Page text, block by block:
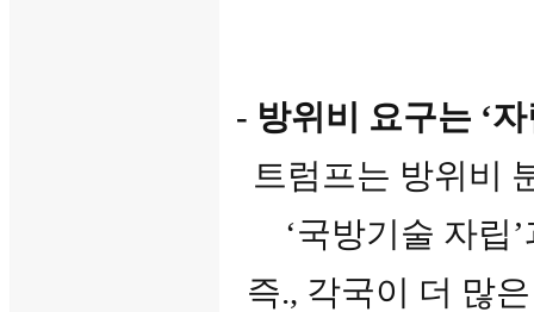
- 방위비 요구는 ‘
트럼프는 방위비
‘국방기술 자립
즉., 각국이 더 많